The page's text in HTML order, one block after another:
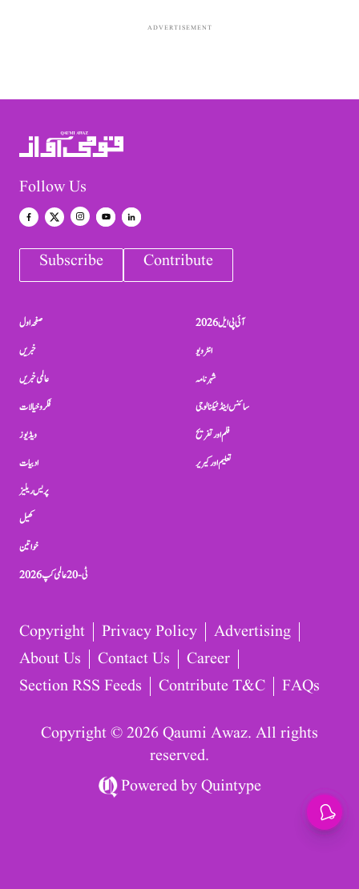
ADVERTISEMENT
Follow Us
Subscribe Contribute
صفحہ اول
خبریں
عالمی خبریں
فکر و خیالات
ویڈیوز
ادبیات
پریس ریلیز
کھیل
خواتین
ٹی-20 عالمی کپ 2026
آئی پی ایل 2026
انٹرویو
شہرنامہ
سائنس اینڈ ٹیکنالوجی
فلم اور تفریح
تعلیم اور کیریر
Copyright Privacy Policy
Advertising
About Us
Contact Us
Career
Section RSS Feeds
Contribute T&C FAQs
Copyright © 2026 Qaumi Awaz. All rights
reserved.
Powered byQuintype